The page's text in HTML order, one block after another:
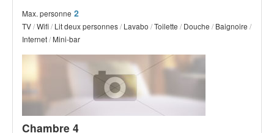
Max. personne 2
TV/Wifi/ Lit deux personnes/ Lavabo /Toilette / Douche / Baignoire /
Internet/ Mini-bar
Chambre 4